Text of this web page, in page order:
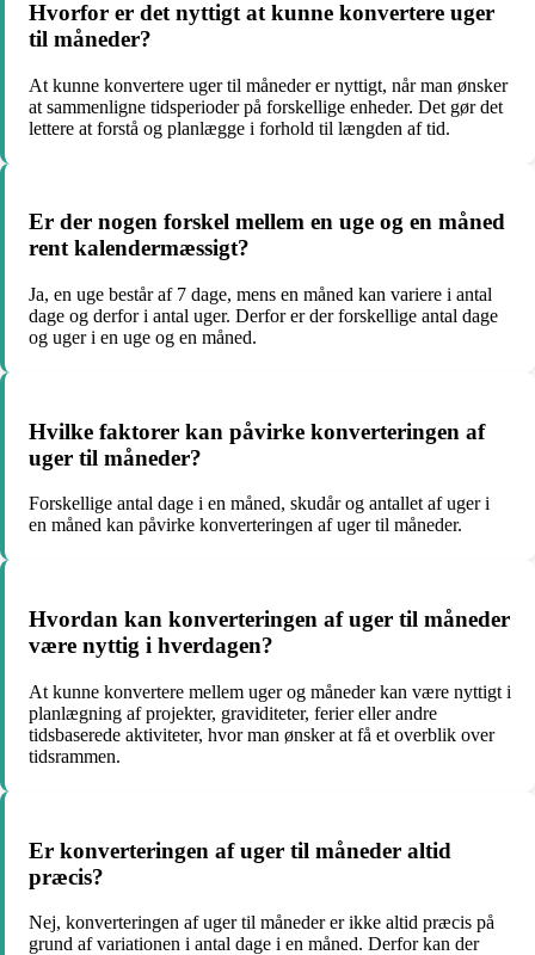
Hvorfor er det nyttigt at kunne konvertere uger
til måneder?
At kunne konvertere uger til måneder er nyttigt, når man ønsker
at sammenligne tidsperioder på forskellige enheder. Det gør det
lettere at forstå og planlægge i forhold til længden af tid.
Er der nogen forskel mellem en uge og en måned
rent kalendermæssigt?
Ja, en uge består af 7 dage, mens en måned kan variere i antal
dage og derfor i antal uger. Derfor er der forskellige antal dage
og uger i en uge og en måned.
Hvilke faktorer kan påvirke konverteringen af
uger til måneder?
Forskellige antal dage i en måned, skudår og antallet af uger i
en måned kan påvirke konverteringen af uger til måneder.
Hvordan kan konverteringen af uger til måneder
være nyttig i hverdagen?
At kunne konvertere mellem uger og måneder kan være nyttigt i
planlægning af projekter, graviditeter, ferier eller andre
tidsbaserede aktiviteter, hvor man ønsker at få et overblik over
tidsrammen.
Er konverteringen af uger til måneder altid
præcis?
Nej, konverteringen af uger til måneder er ikke altid præcis på
grund af variationen i antal dage i en måned. Derfor kan der